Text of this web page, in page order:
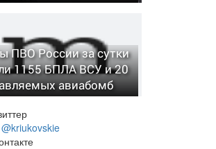
ПВО России за сутки
1155 БПЛА ВСУ и 20
авиабомб